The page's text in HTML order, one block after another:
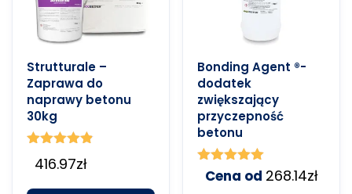
Strutturale –
Zaprawa do
naprawy betonu
30kg
4.80
416.97zł
Bonding Agent ®-
dodatek
zwiększający
przyczepność
betonu
Oceniono
5.00
Cena od 268.14zł